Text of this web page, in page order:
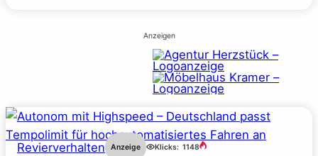
Anzeigen
Revierverhalten Anzeige Klicks: 1148